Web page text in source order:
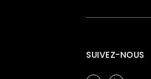
SUIVEZ-NOUS